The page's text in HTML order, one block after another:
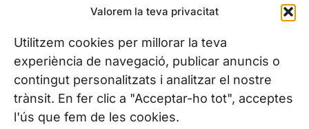
Valorem la teva privacitat
Utilitzem cookies per millorar la teva
experiència de navegació, publicar anuncis o
contingut personalitzats i analitzar el nostre
trànsit. En fer clic a "Acceptar-ho tot", acceptes
l'ús que fem de les cookies.
17 DE JUNY DE 2026
08225 Terrassa, (Barcelona)
Coneix les nostres seus
CONTACTA’NS
Tel. (+34) 937 882 300